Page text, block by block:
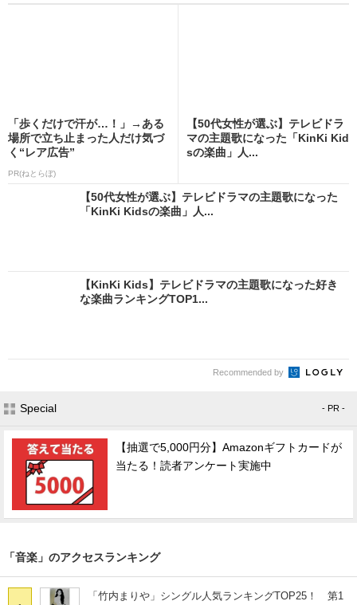
「歩くだけで汗が…！」→ある
場所で立ち止まった人だけ気づ
く“レア広告”
PR(ねとらぼ)
【50代女性が選ぶ】テレビドラ
マの主題歌になった「KinKi Kid
sの楽曲」人...
【50代女性が選ぶ】テレビドラマの主題歌になった
「KinKi Kidsの楽曲」人...
【KinKi Kids】テレビドラマの主題歌になった好き
な楽曲ランキングTOP1...
Recommended by
Special - PR -
【抽選で5,000円分】Amazonギフトカードが
当たる！読者アンケート実施中
「音楽」のアクセスランキング
「竹内まりや」シングル人気ランキングTOP25！ 第1